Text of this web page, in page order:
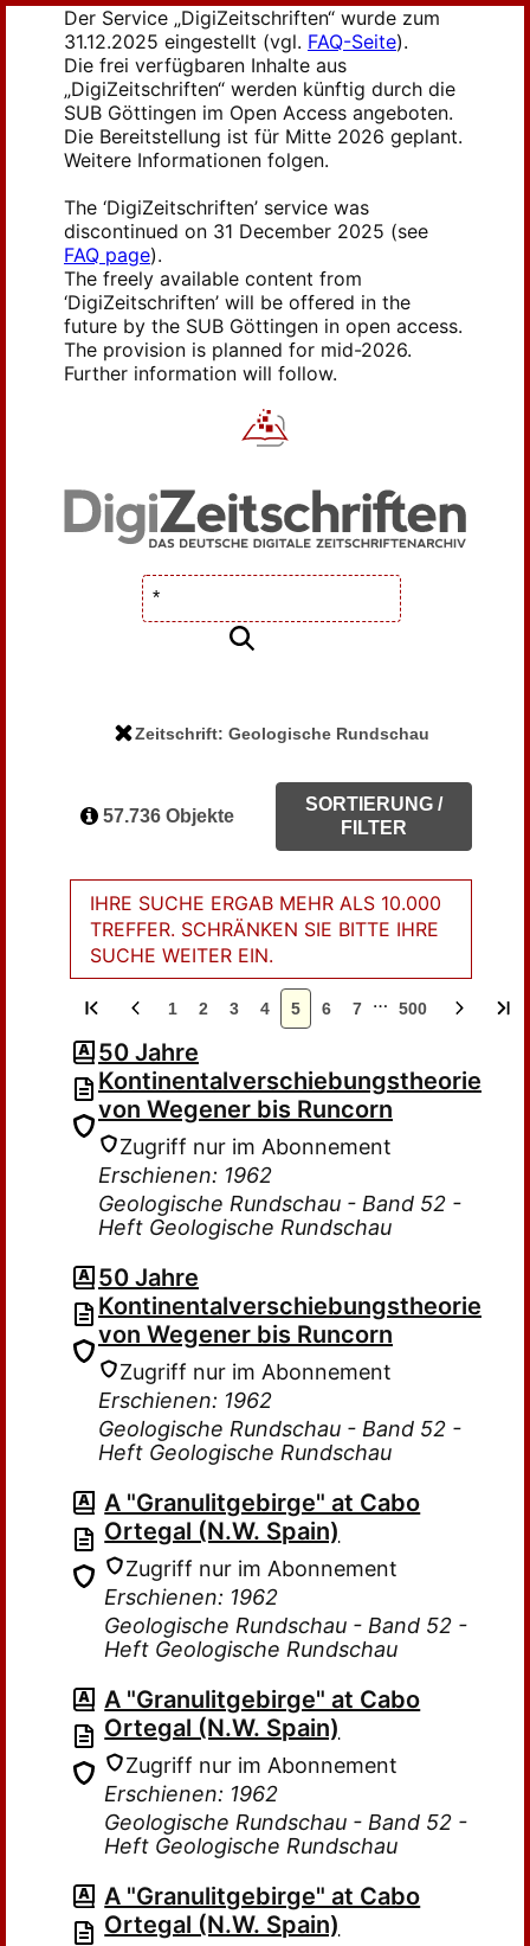
Der Service „DigiZeitschriften“ wurde zum
31.12.2025 eingestellt (vgl. FAQ-Seite).
Die frei verfügbaren Inhalte aus
„DigiZeitschriften“ werden künftig durch die
SUB Göttingen im Open Access angeboten.
Die Bereitstellung ist für Mitte 2026 geplant.
Weitere Informationen folgen.
The ‘DigiZeitschriften’ service was
discontinued on 31 December 2025 (see
FAQ page).
The freely available content from
‘DigiZeitschriften’ will be offered in the
future by the SUB Göttingen in open access.
The provision is planned for mid-2026.
Further information will follow.
Zeitschrift: Geologische Rundschau
57.736 Objekte
SORTIERUNG /
FILTER
IHRE SUCHE ERGAB MEHR ALS 10.000
TREFFER. SCHRÄNKEN SIE BITTE IHRE
SUCHE WEITER EIN.
1 2 3 4 5 6 7 … 500
50 Jahre
Kontinentalverschiebungstheorie
von Wegener bis Runcorn
Zugriff nur im Abonnement
Erschienen: 1962
Geologische Rundschau - Band 52 -
Heft Geologische Rundschau
50 Jahre
Kontinentalverschiebungstheorie
von Wegener bis Runcorn
Zugriff nur im Abonnement
Erschienen: 1962
Geologische Rundschau - Band 52 -
Heft Geologische Rundschau
A "Granulitgebirge" at Cabo
Ortegal (N.W. Spain)
Zugriff nur im Abonnement
Erschienen: 1962
Geologische Rundschau - Band 52 -
Heft Geologische Rundschau
A "Granulitgebirge" at Cabo
Ortegal (N.W. Spain)
Zugriff nur im Abonnement
Erschienen: 1962
Geologische Rundschau - Band 52 -
Heft Geologische Rundschau
A "Granulitgebirge" at Cabo
Ortegal (N.W. Spain)